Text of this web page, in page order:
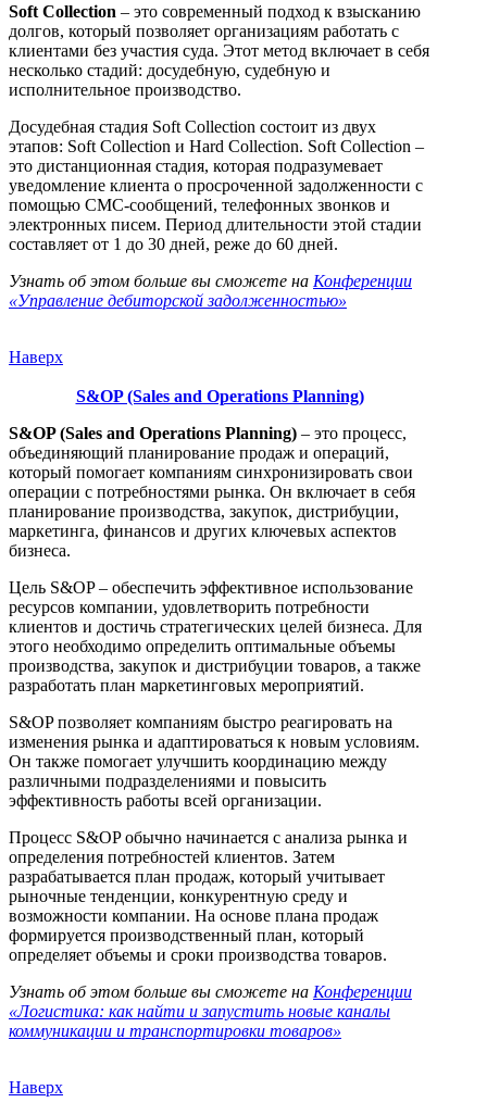
Soft Collection – это современный подход к взысканию
долгов, который позволяет организациям работать с
клиентами без участия суда. Этот метод включает в себя
несколько стадий: досудебную, судебную и
исполнительное производство.
Досудебная стадия Soft Collection состоит из двух
этапов: Soft Collection и Hard Collection. Soft Collection –
это дистанционная стадия, которая подразумевает
уведомление клиента о просроченной задолженности с
помощью СМС-сообщений, телефонных звонков и
электронных писем. Период длительности этой стадии
составляет от 1 до 30 дней, реже до 60 дней.
Узнать об этом больше вы сможете на Конференции
«Управление дебиторской задолженностью»
Наверх
S&OP (Sales and Operations Planning)
S&OP (Sales and Operations Planning) – это процесс,
объединяющий планирование продаж и операций,
который помогает компаниям синхронизировать свои
операции с потребностями рынка. Он включает в себя
планирование производства, закупок, дистрибуции,
маркетинга, финансов и других ключевых аспектов
бизнеса.
Цель S&OP – обеспечить эффективное использование
ресурсов компании, удовлетворить потребности
клиентов и достичь стратегических целей бизнеса. Для
этого необходимо определить оптимальные объемы
производства, закупок и дистрибуции товаров, а также
разработать план маркетинговых мероприятий.
S&OP позволяет компаниям быстро реагировать на
изменения рынка и адаптироваться к новым условиям.
Он также помогает улучшить координацию между
различными подразделениями и повысить
эффективность работы всей организации.
Процесс S&OP обычно начинается с анализа рынка и
определения потребностей клиентов. Затем
разрабатывается план продаж, который учитывает
рыночные тенденции, конкурентную среду и
возможности компании. На основе плана продаж
формируется производственный план, который
определяет объемы и сроки производства товаров.
Узнать об этом больше вы сможете на Конференции
«Логистика: как найти и запустить новые каналы
коммуникации и транспортировки товаров»
Наверх